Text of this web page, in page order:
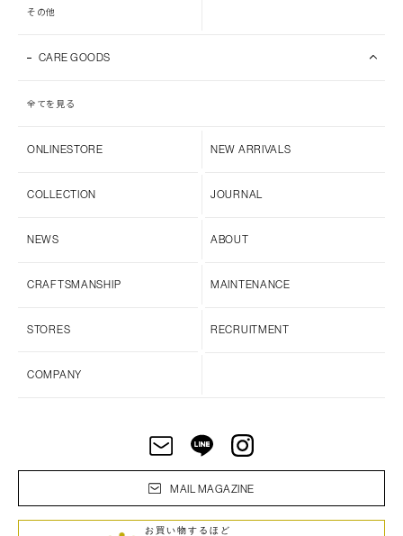
その他
CARE GOODS
全てを見る
ONLINESTORE NEW ARRIVALS
COLLECTION JOURNAL
NEWS ABOUT
CRAFTSMANSHIP MAINTENANCE
STORES RECRUITMENT
COMPANY
MAIL MAGAZINE
お買い物するほど